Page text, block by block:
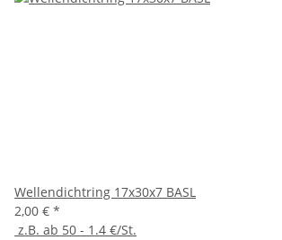
Wellendichtring 17x30x7 BASL
2,00 € *
z.B. ab 50 - 1.4 €/St.